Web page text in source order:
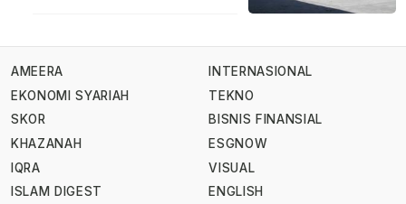
AMEERA
EKONOMI SYARIAH
SKOR
KHAZANAH
IQRA
ISLAM DIGEST
INTERNASIONAL
TEKNO
BISNIS FINANSIAL
ESGNOW
VISUAL
ENGLISH